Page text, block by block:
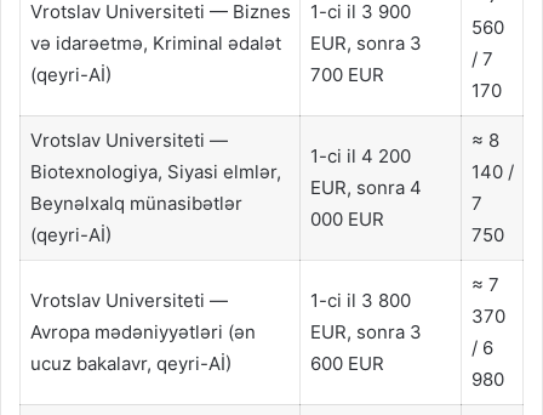
Vrotslav Universiteti — Biznes
və idarəetmə, Kriminal ədalət
(qeyri-Aİ)
1-ci il 3 900
EUR, sonra 3
700 EUR
560
/ 7
170
Vrotslav Universiteti —
Biotexnologiya, Siyasi elmlər,
Beynəlxalq münasibətlər
(qeyri-Aİ)
1-ci il 4 200
EUR, sonra 4
000 EUR
≈ 8
140 /
7
750
Vrotslav Universiteti —
Avropa mədəniyyətləri (ən
ucuz bakalavr, qeyri-Aİ)
1-ci il 3 800
EUR, sonra 3
600 EUR
≈ 7
370
/ 6
980